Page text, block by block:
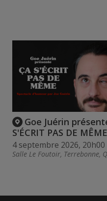
Goe Juérin
S'ÉCRIT PAS DE MÊME
4 septembre 2026, 20h00
Salle Le Foutoir, Terrebonne,